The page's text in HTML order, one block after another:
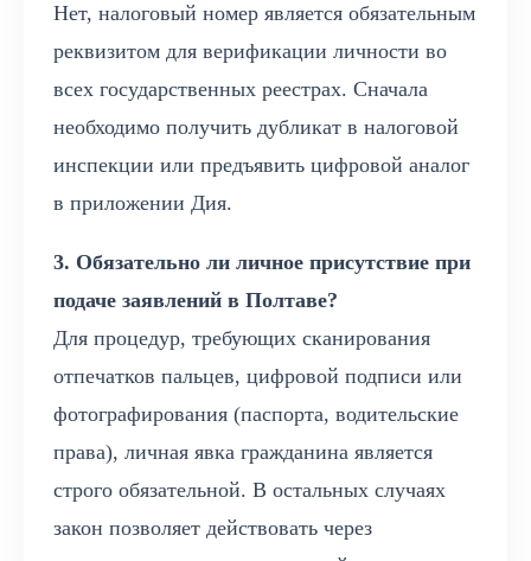
Нет, налоговый номер является обязательным
реквизитом для верификации личности во
всех государственных реестрах. Сначала
необходимо получить дубликат в налоговой
инспекции или предъявить цифровой аналог
в приложении Дия.
3. Обязательно ли личное присутствие при
подаче заявлений в Полтаве?
Для процедур, требующих сканирования
отпечатков пальцев, цифровой подписи или
фотографирования (паспорта, водительские
права), личная явка гражданина является
строго обязательной. В остальных случаях
закон позволяет действовать через